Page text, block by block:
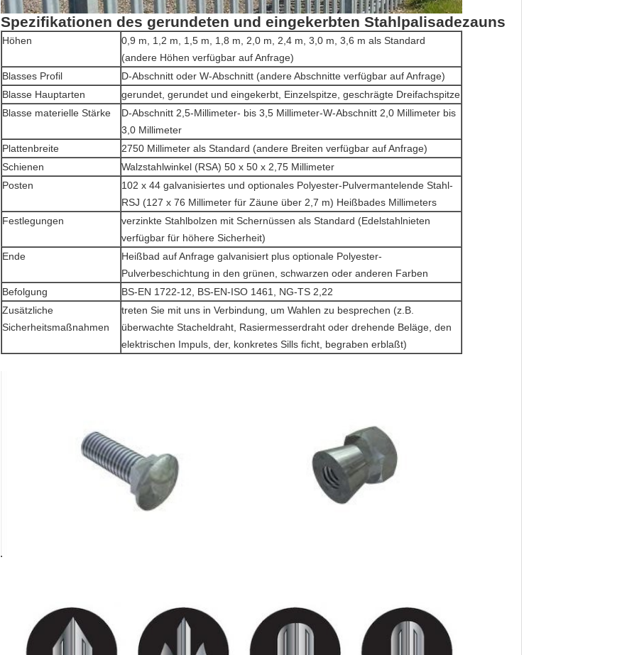
Spezifikationen des gerundeten und eingekerbten Stahlpalisadezauns
Höhen
0,9 m, 1,2 m, 1,5 m, 1,8 m, 2,0 m, 2,4 m, 3,0 m, 3,6 m als Standard
(andere Höhen verfügbar auf Anfrage)
Blasses Profil
D-Abschnitt oder W-Abschnitt (andere Abschnitte verfügbar auf Anfrage)
Blasse Hauptarten
gerundet, gerundet und eingekerbt, Einzelspitze, geschrägte Dreifachspitze
Blasse materielle Stärke
D-Abschnitt 2,5-Millimeter- bis 3,5 Millimeter-W-Abschnitt 2,0 Millimeter bis
3,0 Millimeter
Plattenbreite
2750 Millimeter als Standard (andere Breiten verfügbar auf Anfrage)
Schienen
Walzstahlwinkel (RSA) 50 x 50 x 2,75 Millimeter
Posten
102 x 44 galvanisiertes und optionales Polyester-Pulvermantelende Stahl-
RSJ (127 x 76 Millimeter für Zäune über 2,7 m) Heißbades Millimeters
Festlegungen
verzinkte Stahlbolzen mit Schernüssen als Standard (Edelstahlnieten
verfügbar für höhere Sicherheit)
Ende
Heißbad auf Anfrage galvanisiert plus optionale Polyester-
Pulverbeschichtung in den grünen, schwarzen oder anderen Farben
Befolgung
BS-EN 1722-12, BS-EN-ISO 1461, NG-TS 2,22
Zusätzliche
Sicherheitsmaßnahmen
treten Sie mit uns in Verbindung, um Wahlen zu besprechen (z.B.
überwachte Stacheldraht, Rasiermesserdraht oder drehende Beläge, den
elektrischen Impuls, der, konkretes Sills ficht, begraben erblaßt)